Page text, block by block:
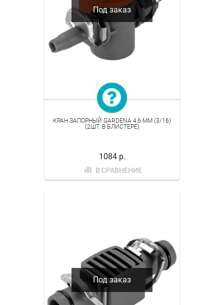
Под заказ
КРАН ЗАПОРНЫЙ GARDENA 4,6 ММ (3/16)
(2ШТ. В БЛИСТЕРЕ)
1084 р.
В СРАВНЕНИЕ
Под заказ